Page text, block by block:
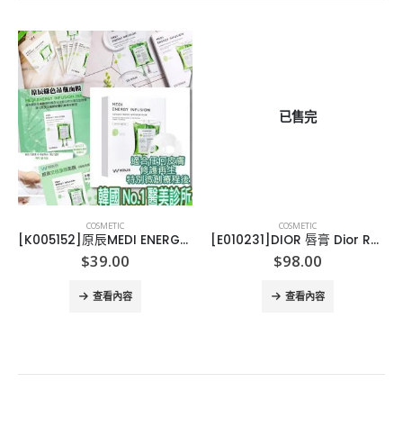
COSMETIC
[K005152]原辰MEDI ENERGY INFUSION 換能再生吊瓶面膜-10片
$39.00
查看內容
已售完
COSMETIC
[E010231]DIOR 唇膏 Dior Rouge
$98.00
查看內容